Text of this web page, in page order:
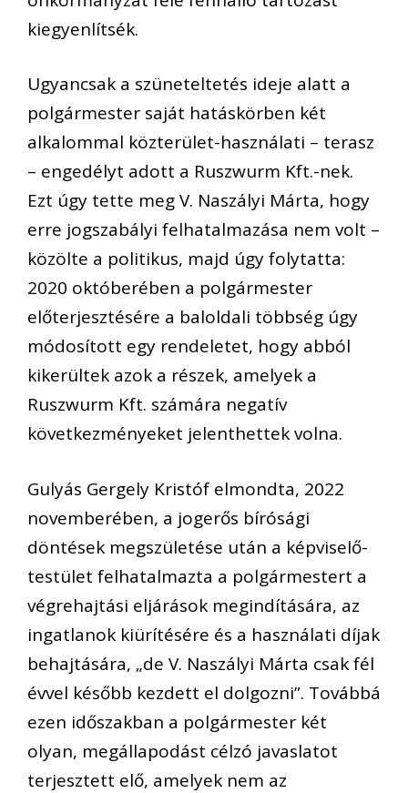
kiegyenlítsék.
Ugyancsak a szüneteltetés ideje alatt a
polgármester saját hatáskörben két
alkalommal közterület-használati – terasz
– engedélyt adott a Ruszwurm Kft.-nek.
Ezt úgy tette meg V. Naszályi Márta, hogy
erre jogszabályi felhatalmazása nem volt –
közölte a politikus, majd úgy folytatta:
2020 októberében a polgármester
előterjesztésére a baloldali többség úgy
módosított egy rendeletet, hogy abból
kikerültek azok a részek, amelyek a
Ruszwurm Kft. számára negatív
következményeket jelenthettek volna.
Gulyás Gergely Kristóf elmondta, 2022
novemberében, a jogerős bírósági
döntések megszületése után a képviselő-
testület felhatalmazta a polgármestert a
végrehajtási eljárások megindítására, az
ingatlanok kiürítésére és a használati díjak
behajtására, „de V. Naszályi Márta csak fél
évvel később kezdett el dolgozni”. Továbbá
ezen időszakban a polgármester két
olyan, megállapodást célzó javaslatot
terjesztett elő, amelyek nem az